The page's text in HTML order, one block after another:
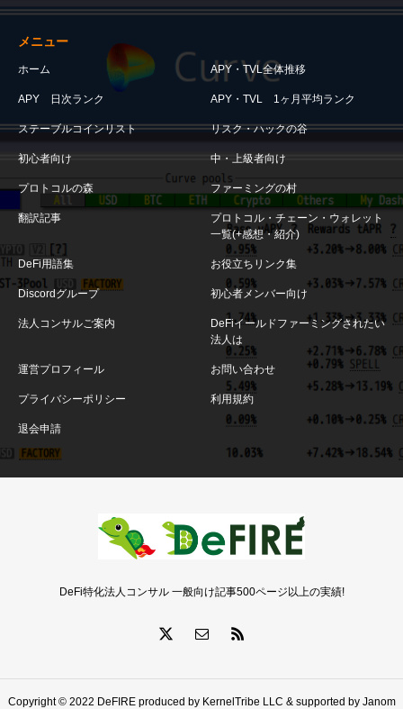
メニュー
ホーム APY・TVL全体推移
APY 日次ランク APY・TVL 1ヶ月平均ランク
ステーブルコインリスト リスク・ハックの谷
初心者向け 中・上級者向け
プロトコルの森 ファーミングの村
翻訳記事
プロトコル・チェーン・ウォレット
一覧(+感想・紹介)
DeFi用語集 お役立ちリンク集
Discordグループ 初心者メンバー向け
法人コンサルご案内
DeFiイールドファーミングされたい
法人は
運営プロフィール お問い合わせ
プライバシーポリシー 利用規約
退会申請
DeFi特化法人コンサル 一般向け記事500ページ以上の実績!
Copyright © 2022 DeFIRE produced by KernelTribe LLC & supported by Janom